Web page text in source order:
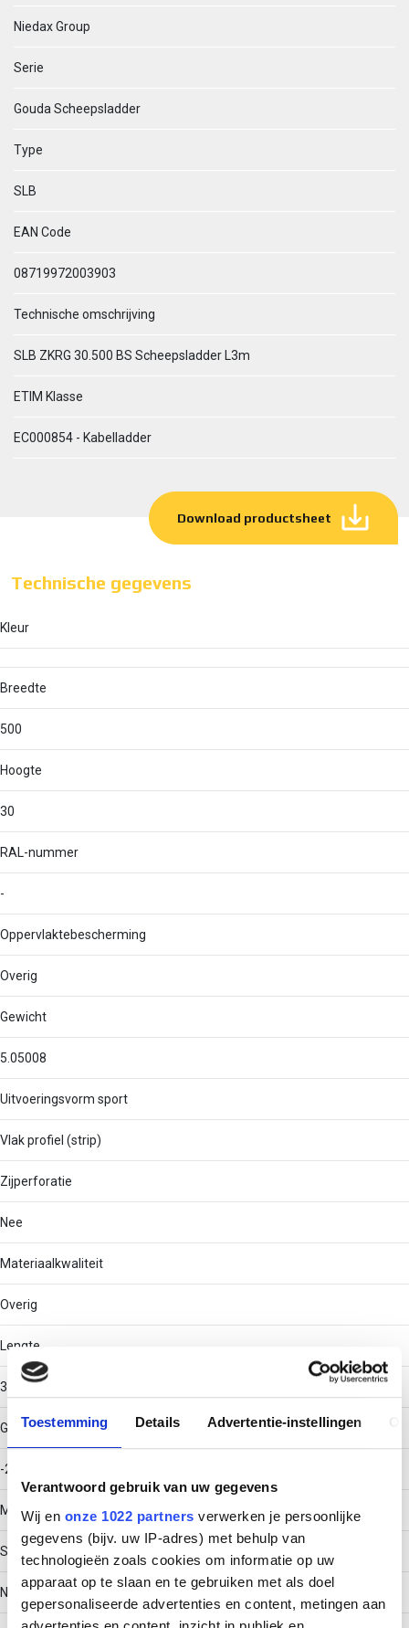
Toestemming Details Advertentie-instellingen
Verantwoord gebruik van uw gegevens
Wij en onze 1022 partners verwerken je persoonlijke
gegevens (bijv. uw IP-adres) met behulp van
technologieën zoals cookies om informatie op uw
apparaat op te slaan en te gebruiken met als doel
gepersonaliseerde advertenties en content, metingen aan
Niedax Group
Serie
Gouda Scheepsladder
Type
SLB
EAN Code
08719972003903
Technische omschrijving
SLB ZKRG 30.500 BS Scheepsladder L3m
ETIM Klasse
EC000854 - Kabelladder
Download productsheet
Technische gegevens
Kleur
Breedte
500
Hoogte
30
RAL-nummer
-
Oppervlaktebescherming
Overig
Gewicht
5.05008
Uitvoeringsvorm sport
Vlak profiel (strip)
Zijperforatie
Nee
Materiaalkwaliteit
Overig
Lengte
3000
Gebruikstemperatuur
-20 - 120
Materiaal
Staal
Nuttige doorsnede